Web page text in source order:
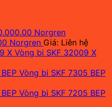
Norgren Giá: Liên hệ
Vòng bi SKF 32009 X
Vòng bi SKF 7305 BEP
Vòng bi SKF 7205 BEP